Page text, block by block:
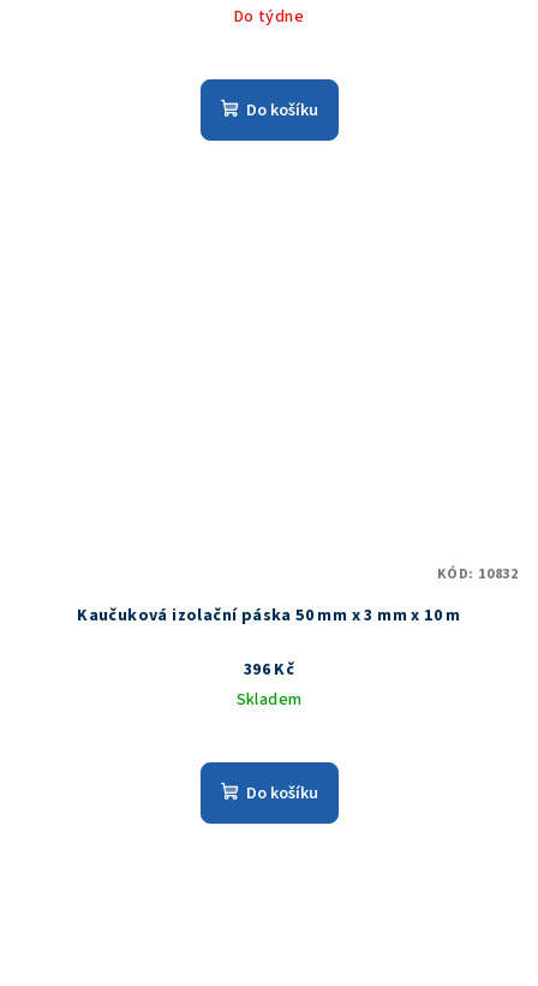
Do týdne
Do košíku
Kaučuková izolační páska 50 mm x 3 mm x 10 m
396 Kč
Skladem
Do košíku
KÓD: 10832